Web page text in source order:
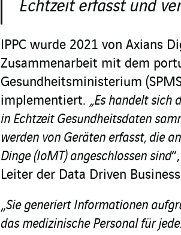
Echtzeit erfasst und
IPPC wurde 2021 von Axians
Zusammenarbeit mit dem
Gesundheitsministerium
implementiert. „Es handelt sich
in Echtzeit Gesundheitsdaten
werden von Geräten erfasst, die
Dinge (IoMT) angeschlossen sind
Leiter der Data Driven
„Sie generiert Informationen
das medizinische Personal für